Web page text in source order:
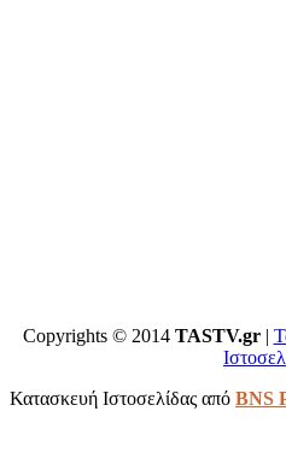
Copyrights © 2014 TASTV.gr|
Κατασκευή Ιστοσελίδας από BNS